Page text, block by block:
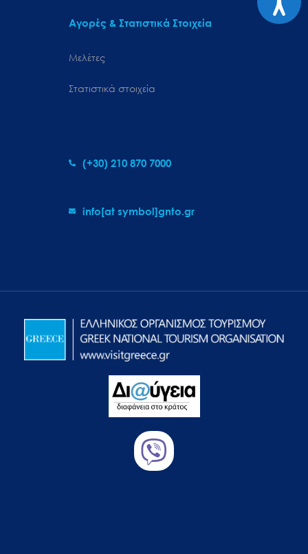
Αγορές & Στατιστικά Στοιχεία
Μελέτες
Στατιστικά στοιχεία
(+30) 210 870 7000
info[at symbol]gnto.gr